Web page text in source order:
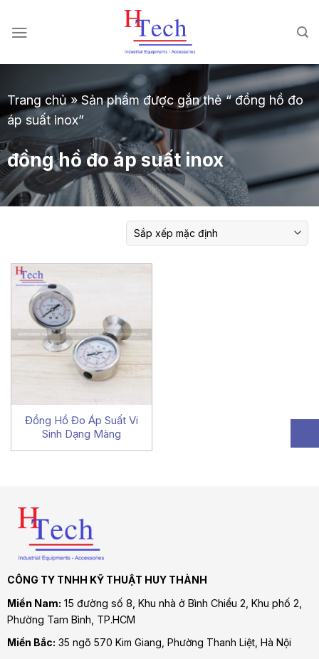
đến
dung
Trang chủ»Sản phẩm được gắn thẻ “ đồng hồ đo
áp suất inox”
đồng hồ đo áp suất inox
Đồng Hồ Đo Áp Suất Vi
Sinh Dạng Màng
CÔNG TY TNHH KỸ THUẬT HUY THÀNH
Miền Nam: 15 đường số 8, Khu nhà ở Bình Chiểu 2, Khu phố 2,
Phường Tam Bình , TP.HCM
Miền Bắc: 35 ngõ 570 Kim Giang, Phường Thanh Liệt, Hà Nội